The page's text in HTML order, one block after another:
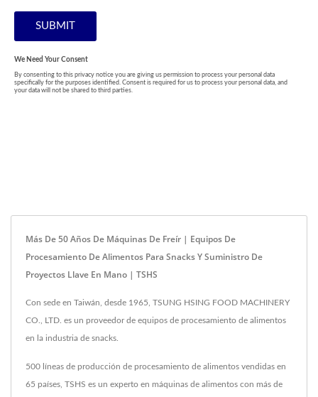
Más De 50 Años De Máquinas De Freír | Equipos De
Procesamiento De Alimentos Para Snacks Y Suministro De
Proyectos Llave En Mano | TSHS
Con sede en Taiwán, desde 1965, TSUNG HSING FOOD MACHINERY
CO., LTD. es un proveedor de equipos de procesamiento de alimentos
en la industria de snacks.
500 líneas de producción de procesamiento de alimentos vendidas en
65 países, TSHS es un experto en máquinas de alimentos con más de